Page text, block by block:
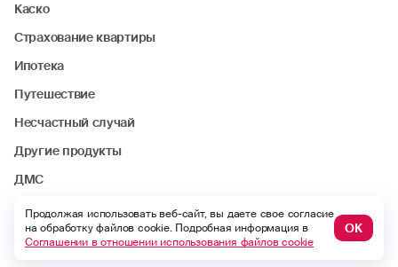
Каско
Страхование квартиры
Ипотека
Путешествие
Несчастный случай
Другие продукты
ДМС
Найти офис или агента
Статьи
Продолжая использовать веб-сайт, вы даете свое согласие
на обработку файлов cookie. Подробная информация в
Соглашении в отношении использования файлов cookie
ОК